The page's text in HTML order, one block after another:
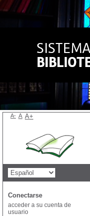
A- A A+
Conectarse
acceder a su cuenta de
usuario